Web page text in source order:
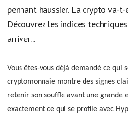
pennant haussier. La crypto va-
Découvrez les indices
arriver...
Vous êtes-vous déjà demandé ce qui
cryptomonnaie montre des signes
retenir son souffle avant une grande
exactement ce qui se profile avec